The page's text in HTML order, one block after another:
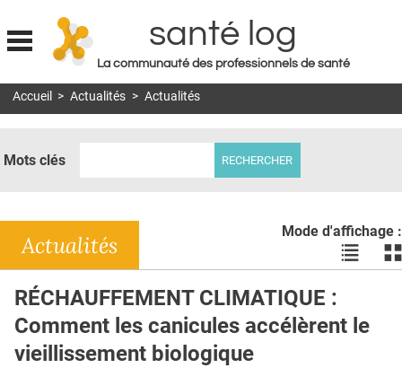
Jump to navigation
santé log
La communauté des professionnels de santé
MON COMPTE
DOSSIERS
RÉSEAUX
E-REVUE SAD
THÉMA
Accueil > Actualités > Actualités
Mots clés
Mode d'affichage :
Voir
les
liste
les
Actualités
RÉCHAUFFEMENT CLIMATIQUE :
Comment les canicules accélèrent le
vieillissement biologique